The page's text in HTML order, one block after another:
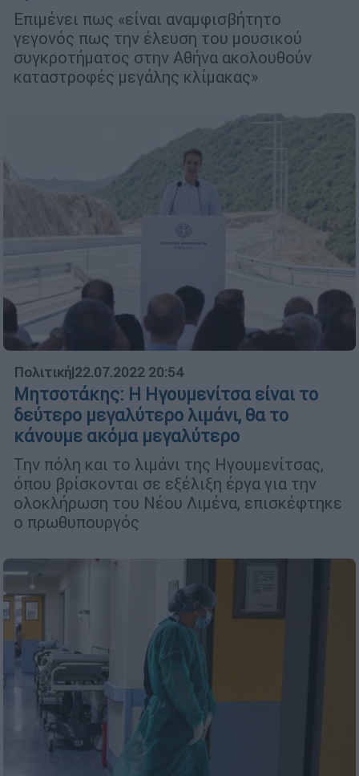
Επιμένει πως «είναι αναμφισβήτητο
γεγονός πως την έλευση του μουσικού
συγκροτήματος στην Αθήνα ακολουθούν
καταστροφές μεγάλης κλίμακας»
Πολιτική|22.07.2022 20:54
Μητσοτάκης: Η Ηγουμενίτσα είναι το
δεύτερο μεγαλύτερο λιμάνι, θα το
κάνουμε ακόμα μεγαλύτερο
Την πόλη και το λιμάνι της Ηγουμενίτσας,
όπου βρίσκονται σε εξέλιξη έργα για την
ολοκλήρωση του Νέου Λιμένα, επισκέφτηκε
ο πρωθυπουργός